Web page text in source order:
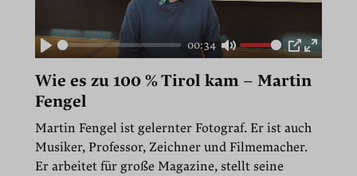
Play
00:34
Mute PIPEnter
Wie es zu 100 % Tirol kam – Martin
Fengel
Martin Fengel ist gelernter Fotograf. Er ist auch
Musiker, Professor, Zeichner und Filmemacher.
Er arbeitet für große Magazine, stellt seine